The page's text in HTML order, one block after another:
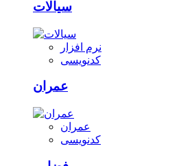
سیالات
نرم افزار
کدنویسی
عمران
عمران
کدنویسی